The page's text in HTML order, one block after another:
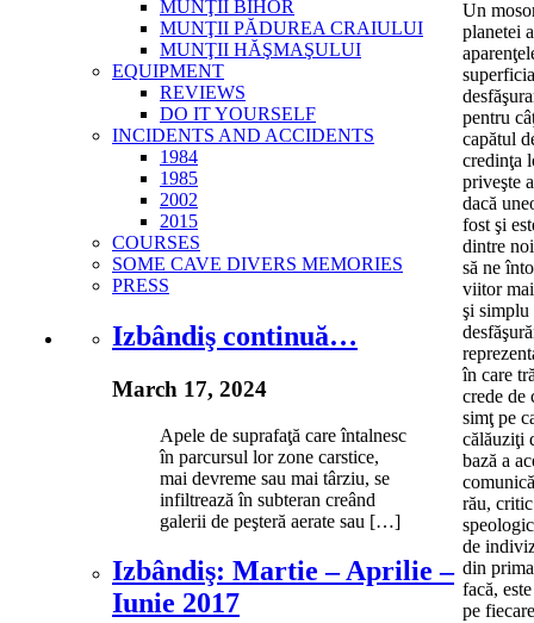
MUNŢII BIHOR
MUNŢII PĂDUREA CRAIULUI
MUNŢII HĂŞMAŞULUI
EQUIPMENT
REVIEWS
DO IT YOURSELF
INCIDENTS AND ACCIDENTS
1984
1985
2002
2015
COURSES
SOME CAVE DIVERS MEMORIES
PRESS
Izbândiş continuă…
March 17, 2024
Apele de suprafaţă care întalnesc
în parcursul lor zone carstice,
mai devreme sau mai târziu, se
infiltrează în subteran creând
galerii de peşteră aerate sau […]
Izbândiş: Martie – Aprilie –
Iunie 2017
Un
planetei
pentru
capătul
credinţa
priveşte
dacă
fost şi
dintre
să ne
viitor
şi simplu
în care
crede
simţ pe
călăuziţi
bază a
rău,
de
din
facă,
pe